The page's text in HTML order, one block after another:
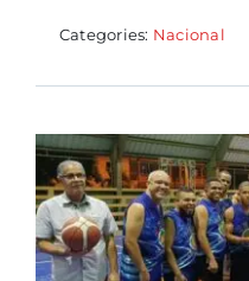
Categories: Nacional